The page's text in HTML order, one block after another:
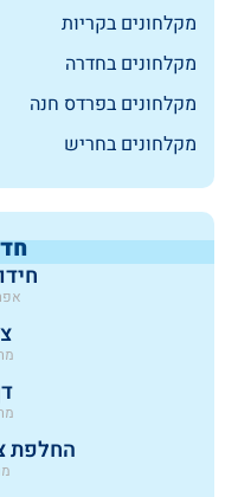
מקלחונים בקריות
מקלחונים בחדרה
מקלחונים בפרדס חנה
מקלחונים בחריש
אפריל
מרץ
מרץ
החלפת